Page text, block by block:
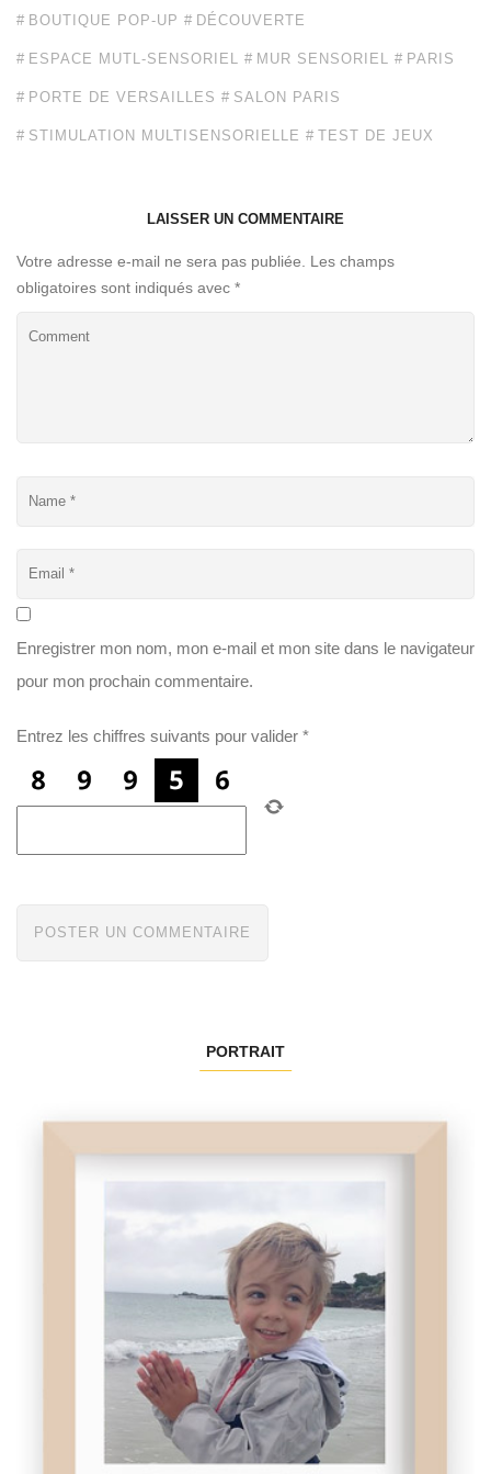
BOUTIQUE POP-UP DÉCOUVERTE
ESPACE MUTL-SENSORIEL MUR SENSORIEL PARIS
PORTE DE VERSAILLES SALON PARIS
STIMULATION MULTISENSORIELLE TEST DE JEUX
LAISSER UN COMMENTAIRE
Votre adresse e-mail ne sera pas publiée.
Les champs
obligatoires sont indiqués avec *
Enregistrer mon nom, mon e-mail et mon site dans le navigateur
pour mon prochain commentaire.
Entrez les chiffres suivants pour valider *
PORTRAIT